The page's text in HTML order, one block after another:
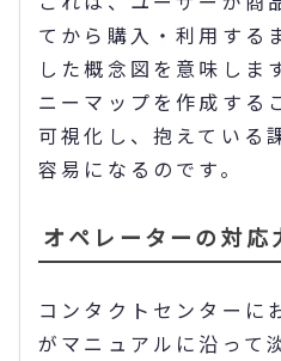
てから購入・利用する
した概念図を意味しま
ニーマップを作成する
可視化し、抱えている
容易になるのです。
オペレーターの対応
コンタクトセンターに
がマニュアルに沿って